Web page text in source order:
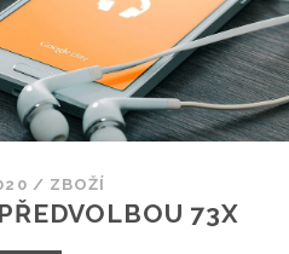
/ ZBOŽÍ
73X